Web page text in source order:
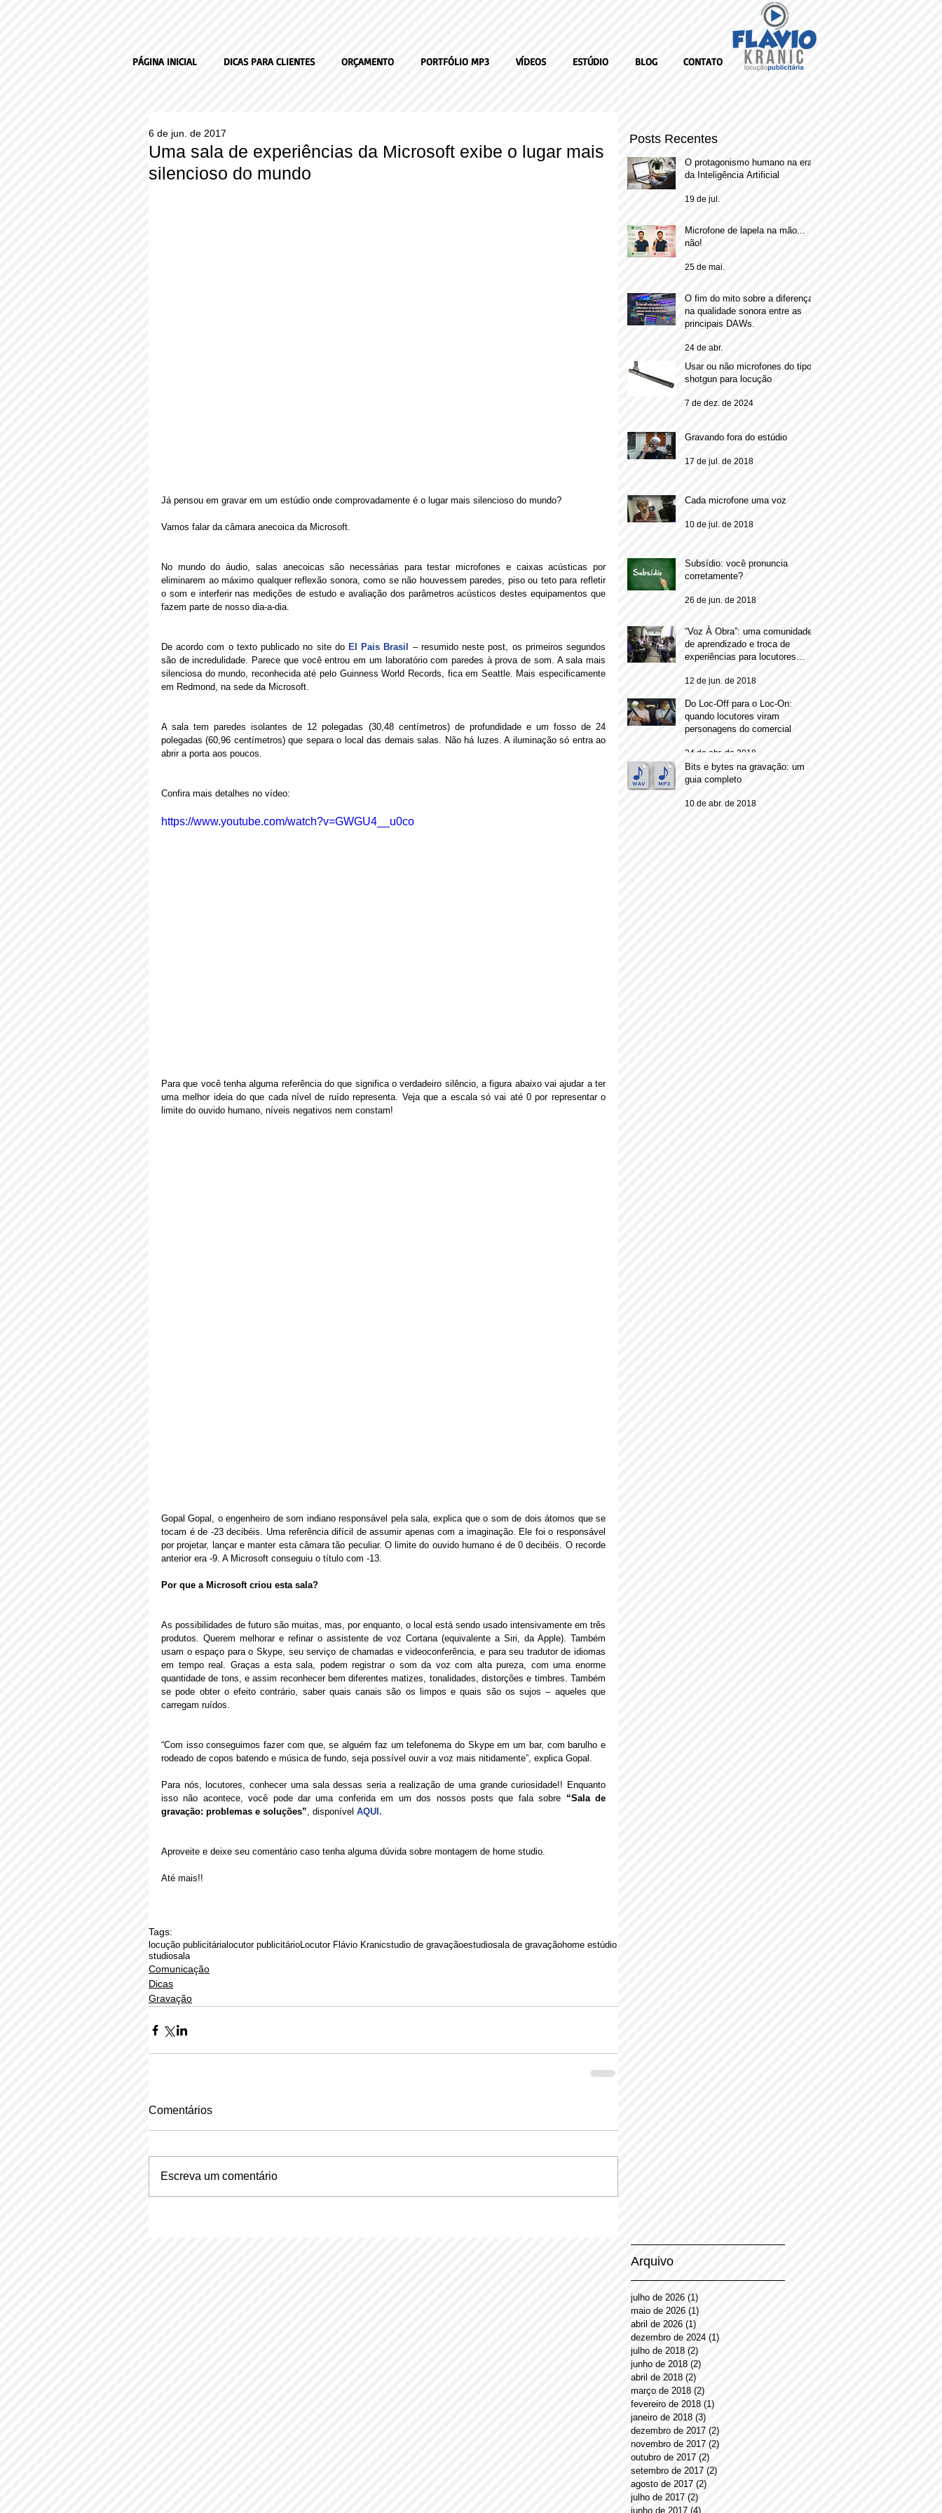
PÁGINA INICIAL DICAS PARA CLIENTES ORÇAMENTO PORTFÓLIO MP3 VÍDEOS ESTÚDIO BLOG CONTATO
Uma sala de experiências da Microsoft exibe o lugar mais
silencioso do mundo
6 de jun. de 2017
Já pensou em gravar em um estúdio onde comprovadamente é o lugar mais silencioso do mundo?
Vamos falar da câmara anecoica da Microsoft.
No mundo do áudio, salas anecoicas são necessárias para testar microfones e caixas acústicas por
eliminarem ao máximo qualquer reflexão sonora, como se não houvessem paredes, piso ou teto para refletir
o som e interferir nas medições de estudo e avaliação dos parâmetros acústicos destes equipamentos que
fazem parte de nosso dia-a-dia.
De acordo com o texto publicado no site do El Pais Brasil
– resumido neste post, os primeiros segundos
são de incredulidade. Parece que você entrou em um laboratório com paredes à prova de som. A sala mais
silenciosa do mundo, reconhecida até pelo Guinness World Records, fica em Seattle. Mais especificamente
em Redmond, na sede da Microsoft.
A sala tem paredes isolantes de 12 polegadas (30,48 centímetros) de profundidade e um fosso de 24
polegadas (60,96 centímetros) que separa o local das demais salas. Não há luzes. A iluminação só entra ao
abrir a porta aos poucos.
Confira mais detalhes no vídeo:
https://www.youtube.com/watch?v=GWGU4__u0co
Para que você tenha alguma referência do que significa o verdadeiro silêncio, a figura abaixo vai ajudar a ter
uma melhor ideia do que cada nível de ruído representa. Veja que a escala só vai até 0 por representar o
limite do ouvido humano, níveis negativos nem constam!
Gopal Gopal, o engenheiro de som indiano responsável pela sala, explica que o som de dois átomos que se
tocam é de -23 decibéis. Uma referência difícil de assumir apenas com a imaginação. Ele foi o responsável
por projetar, lançar e manter esta câmara tão peculiar. O limite do ouvido humano é de 0 decibéis. O recorde
anterior era -9. A Microsoft conseguiu o título com -13.
Por que a Microsoft criou esta sala?
As possibilidades de futuro são muitas, mas, por enquanto, o local está sendo usado intensivamente em três
produtos. Querem melhorar e refinar o assistente de voz Cortana (equivalente a Siri, da Apple). Também
usam o espaço para o Skype, seu serviço de chamadas e videoconferência, e para seu tradutor de idiomas
em tempo real. Graças a esta sala, podem registrar o som da voz com alta pureza, com uma enorme
quantidade de tons, e assim reconhecer bem diferentes matizes, tonalidades, distorções e timbres. Também
se pode obter o efeito contrário, saber quais canais são os limpos e quais são os sujos – aqueles que
carregam ruídos.
“Com isso conseguimos fazer com que, se alguém faz um telefonema do Skype em um bar, com barulho e
rodeado de copos batendo e música de fundo, seja possível ouvir a voz mais nitidamente”, explica Gopal.
Para nós, locutores, conhecer uma sala dessas seria a realização de uma grande curiosidade!! Enquanto
isso não acontece, você pode dar uma conferida em um dos nossos posts que fala sobre “Sala de
gravação: problemas e soluções”, disponível AQUI.
Aproveite e deixe seu comentário caso tenha alguma dúvida sobre montagem de home studio.
Até mais!!
Tags:
locução publicitária locutor publicitárioLocutor Flávio Kranicstudio de gravaçãoestudiosala de gravaçãohome estúdio
studiosala
Comunicação
Dicas
Gravação
Comentários
Escreva um comentário
Posts Recentes
O protagonismo humano na era
da Inteligência Artificial
19 de jul.
Microfone de lapela na mão...
não!
25 de mai.
O fim do mito sobre a diferença
na qualidade sonora entre as
principais DAWs.
24 de abr.
Usar ou não microfones do tipo
shotgun para locução
7 de dez. de 2024
Gravando fora do estúdio
17 de jul. de 2018
Cada microfone uma voz
10 de jul. de 2018
Subsídio: você pronuncia
corretamente?
26 de jun. de 2018
“Voz À Obra”: uma comunidade
de aprendizado e troca de
experiências para locutores
12 de jun. de 2018
Do Loc-Off para o Loc-On:
quando locutores viram
personagens do comercial
24 de abr. de 2018
Bits e bytes na gravação: um
guia completo
10 de abr. de 2018
Arquivo
julho de 2026 (1)
maio de 2026 (1)
abril de 2026 (1)
dezembro de 2024 (1)
julho de 2018 (2)
junho de 2018 (2)
abril de 2018 (2)
março de 2018 (2)
fevereiro de 2018 (1)
janeiro de 2018 (3)
dezembro de 2017 (2)
novembro de 2017 (2)
outubro de 2017 (2)
setembro de 2017 (2)
agosto de 2017 (2)
julho de 2017 (2)
junho de 2017 (4)